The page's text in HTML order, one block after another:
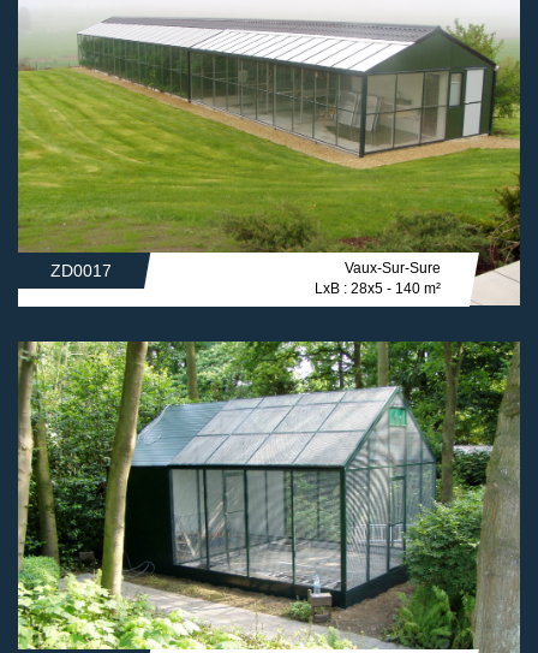
ZD0017
Vaux-Sur-Sure
LxB : 28x5 - 140 m²